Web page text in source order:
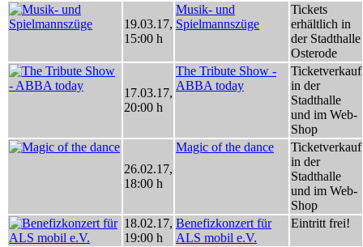
19.03.17,
15:00 h
Musik- und
Spielmannszüge
Tickets
erhältlich in
der Stadthalle
Osterode
17.03.17,
20:00 h
The Tribute Show -
ABBA today
Ticketverkauf
in der
Stadthalle
und im Web-
Shop
26.02.17,
18:00 h
Magic of the dance
Ticketverkauf
in der
Stadthalle
und im Web-
Shop
18.02.17,
19:00 h
Benefizkonzert für
ALS mobil e.V.
Eintritt frei!